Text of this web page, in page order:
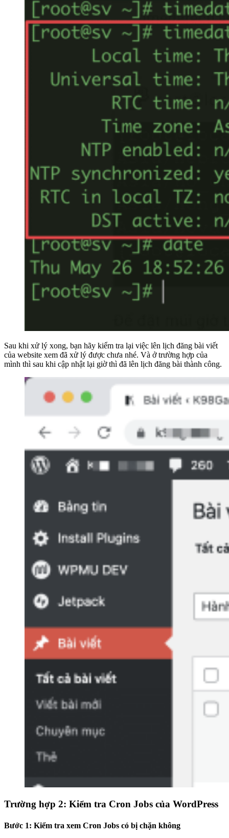
Sau khi xử lý xong, bạn hãy kiểm tra lại việc lên lịch đăng bài viết
của website xem đã xử lý được chưa nhé. Và ở trường hợp của
mình thì sau khi cập nhật lại giờ thì đã lên lịch đăng bài thành công.
Trường hợp 2: Kiểm tra Cron Jobs của WordPress
Bước 1: Kiểm tra xem Cron Jobs có bị chặn không